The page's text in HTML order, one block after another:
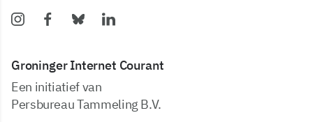
Groninger Internet Courant
Een initiatief van
Persbureau Tammeling B.V.